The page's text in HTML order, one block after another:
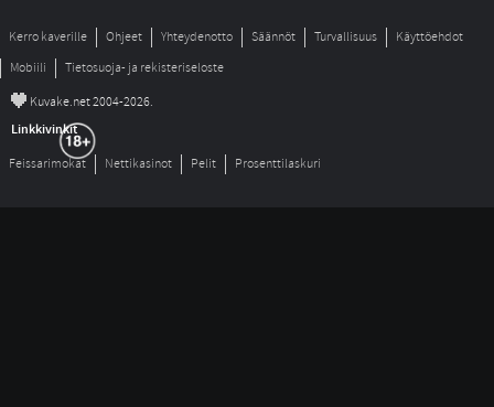
Kerro kaverille Ohjeet Yhteydenotto Säännöt Turvallisuus
Käyttöehdot
Mobiili
Tietosuoja- ja rekisteriseloste
© Kuvake.net 2004-2026.
Linkkivinkit
Feissarimokat Nettikasinot Pelit Prosenttilaskuri